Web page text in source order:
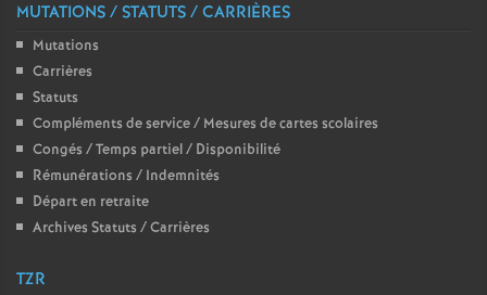
MUTATIONS / STATUTS / CARRIÈRES
Mutations
Carrières
Statuts
Compléments de service / Mesures de cartes scolaires
Congés / Temps partiel / Disponibilité
Rémunérations / Indemnités
Départ en retraite
Archives Statuts / Carrières
TZR